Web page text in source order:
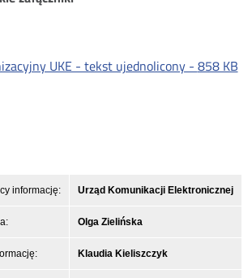
UKE - tekst ujednolicony - 858 KB
informację: Urząd Komunikacji Elektronicznej
Olga Zielińska
Klaudia Kieliszczyk